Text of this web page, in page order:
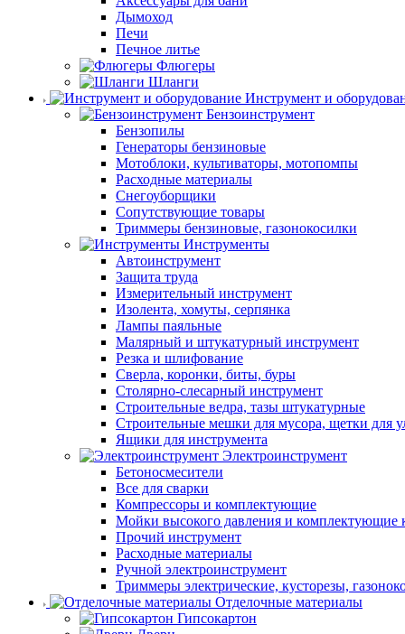
Дымоход
Печи
Печное литье
Флюгеры
Шланги
Инструмент и
Бензоинструмент
Бензопилы
Генераторы бензиновые
Мотоблоки, культиваторы, мотопомпы
Расходные материалы
Снегоуборщики
Сопутствующие товары
Триммеры бензиновые, газонокосилки
Инструменты
Автоинструмент
Защита труда
Измерительный инструмент
Изолента, хомуты, серпянка
Лампы паяльные
Малярный и штукатурный инструмент
Резка и шлифование
Сверла, коронки, биты, буры
Столярно-слесарный инструмент
Строительные ведра, тазы штукатурные
Строительные мешки для мусора, щетки для
Ящики для инструмента
Электроинструмент
Бетоносмесители
Все для сварки
Компрессоры и комплектующие
Мойки высокого давления и комплектующие
Прочий инструмент
Расходные материалы
Ручной электроинструмент
Триммеры электрические, кусторезы,
Отделочные материалы
Гипсокартон